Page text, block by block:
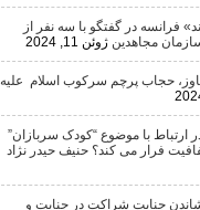
فرانسه در گفتگو با سه نفر از
مجاهدین ژوئن 11, 2024
حجاب پرچم سرکوب اسلام علیه
ارتباط با موضوع “کودک سربازان”
فرار می کند؟ حنیف حیدر نژاد
جنایت شراکت در جنایت و